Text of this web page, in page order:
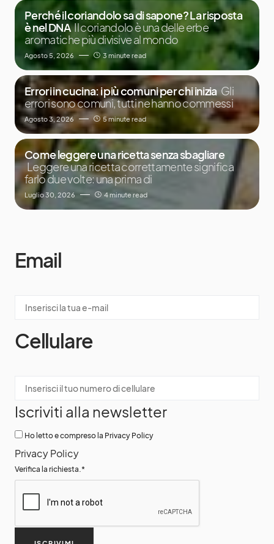
Perché il coriandolo sa di sapone? La risposta
è nel DNA Il coriandolo è una delle erbe
aromatiche più divisive al mondo
Agosto 5, 2026 3 minute read
Errori in cucina: i più comuni per chi inizia Gli
errori sono comuni, tutti ne hanno commessi
Agosto 3, 2026 5 minute read
Come leggere una ricetta senza sbagliare
Leggere una ricetta correttamente significa
farlo due volte: una prima di
Luglio 30, 2026 4 minute read
Email
Cellulare
Iscriviti alla newsletter
Ho letto e compreso la Privacy Policy
Privacy Policy
Verifica la richiesta. *